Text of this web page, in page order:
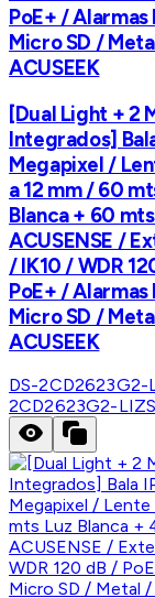
PoE+ /
Micro SD /
ACUSEEK
[Dual Light + 2
Integrados]
Megapixel /
a 12 mm / 60
Blanca + 60
ACUSENSE /
/ IK10 / WDR
PoE+ /
Micro SD /
ACUSEEK
DS-2CD2623G2-
2CD2623G2-